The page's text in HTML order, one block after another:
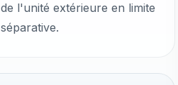
de l'unité extérieure en limite
séparative.